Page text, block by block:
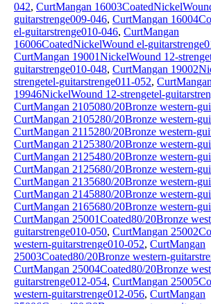
042, CurtMangan
guitarstrenge009-046, CurtMangan
el-guitarstrenge010-046, CurtMangan
16006CoatedNickelWound el-
CurtMangan 19001NickelWound 12-
guitarstrenge010-048, CurtMangan
strengetel-guitarstrenge011-052, CurtMangan
19946NickelWound 12-strengetel-
CurtMangan 2105080/20Bronze western-
CurtMangan 2105280/20Bronze western-
CurtMangan 2115280/20Bronze western-
CurtMangan 2125380/20Bronze western-
CurtMangan 2125480/20Bronze western-
CurtMangan 2125680/20Bronze western-
CurtMangan 2135680/20Bronze western-
CurtMangan 2145880/20Bronze western-
CurtMangan 2165680/20Bronze western-
CurtMangan 25001Coated80/20Bronze
guitarstrenge010-050, CurtMangan
western-guitarstrenge010-052, CurtMangan
25003Coated80/20Bronze western-
CurtMangan 25004Coated80/20Bronze
guitarstrenge012-054, CurtMangan
western-guitarstrenge012-056, CurtMangan